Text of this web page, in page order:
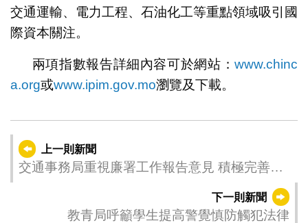
交通運輸、電力工程、石油化工等重點領域吸引國
際資本關注。
兩項指數報告詳細內容可於網站：www.chinc
a.org或www.ipim.gov.mo瀏覽及下載。
上一則新聞
交通事務局重視廉署工作報告意見 積極完善審
下一則新聞
教青局呼籲學生提高警覺慎防觸犯法律